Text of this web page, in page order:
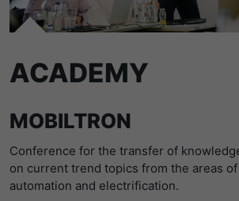
ACADEMY
MOBILTRON
Conference for the transfer of
on current trend topics from the areas
automation and electrification.
名字 _pk_id
目的
Matomo setzt dieses
名字 _pk_ses
提供者 LinkedIn
LinkedIn-Dienste